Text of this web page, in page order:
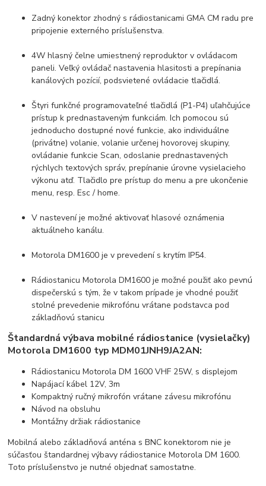
Zadný konektor zhodný s rádiostanicami GMA CM radu pre
pripojenie externého príslušenstva.
4W hlasný čelne umiestnený reproduktor v ovládacom
paneli. Veľký ovládač nastavenia hlasitosti a prepínania
kanálových pozícií, podsvietené ovládacie tlačidlá.
Štyri funkčné programovateľné tlačidlá (P1-P4) uľahčujúce
prístup k prednastaveným funkciám. Ich pomocou sú
jednoducho dostupné nové funkcie, ako individuálne
(privátne) volanie, volanie určenej hovorovej skupiny,
ovládanie funkcie Scan, odoslanie prednastavených
rýchlych textových správ, prepínanie úrovne vysielacieho
výkonu atď. Tlačidlo pre prístup do menu a pre ukončenie
menu, resp. Esc / home.
V nastevení je možné aktivovať hlasové oznámenia
aktuálneho kanálu.
Motorola DM1600 je v prevedení s krytím IP54.
Rádiostanicu Motorola DM1600 je možné použiť ako pevnú
dispečerskú s tým, že v takom prípade je vhodné použiť
stolné prevedenie mikrofónu vrátane podstavca pod
základňovú stanicu
Štandardná výbava mobilné rádiostanice (vysielačky)
Motorola DM1600 typ MDM01JNH9JA2AN:
Rádiostanicu Motorola DM 1600 VHF 25W, s displejom
Napájací kábel 12V, 3m
Kompaktný ručný mikrofón vrátane závesu mikrofónu
Návod na obsluhu
Montážny držiak rádiostanice
Mobilná alebo základňová anténa s BNC konektorom nie je
súčasťou štandardnej výbavy rádiostanice Motorola DM 1600.
Toto príslušenstvo je nutné objednať samostatne.